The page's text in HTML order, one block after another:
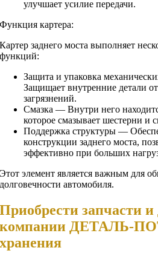
улучшает усилие передачи.
Функция картера:
Картер заднего моста выполняет
функций:
Защита и упаковка
Защищает внутренние детали
загрязнений.
Смазка — Внутри него
которое смазывает шестерни и
Поддержка структуры —
конструкции заднего моста,
эффективно при больших
Этот элемент является важным для
долговечности автомобиля.
Приобрести запчасти и
компании ДЕТАЛЬ-
хранения